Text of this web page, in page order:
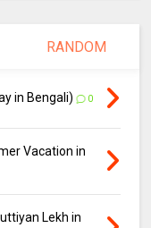
RANDOM
in Bengali) 0
Vacation in
Lekh in